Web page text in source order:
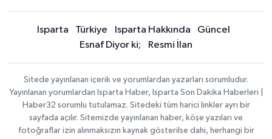
Isparta Türkiye Isparta Hakkında
Güncel
Esnaf Diyor ki;
Resmi İlan
Sitede yayınlanan içerik ve yorumlardan yazarları sorumludur.
Yayınlanan yorumlardan Isparta Haber, Isparta Son Dakika Haberleri |
Haber32 sorumlu tutulamaz. Sitedeki tüm harici linkler ayrı bir
sayfada açılır. Sitemizde yayınlanan haber, köşe yazıları ve
fotoğraflar izin alınmaksızın kaynak gösterilse dahi, herhangi bir